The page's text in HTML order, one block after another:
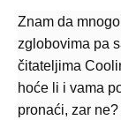
Znam da
zglobovima pa
čitateljima
hoće li i vama
pronaći, zar